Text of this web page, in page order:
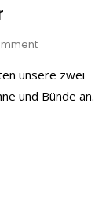
On
Wird
Kreismeister
unsere zwei
und Bünde an.